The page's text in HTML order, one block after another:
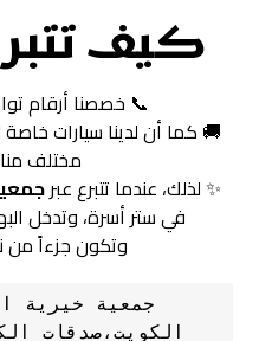
كيف
📞 خصصنا أرقام
🚚 كما أن لدينا سيارات
مختلف
✨ لذلك، عندما تتبرع عبر
في ستر أسرة، وتدخل
وتكون جزءاً من